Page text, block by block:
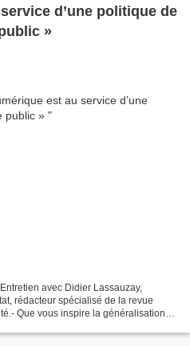
d’une politique de
»
avec Didier Lassauzay,
rédacteur spécialisé de la revue
Que vous inspire la généralisation